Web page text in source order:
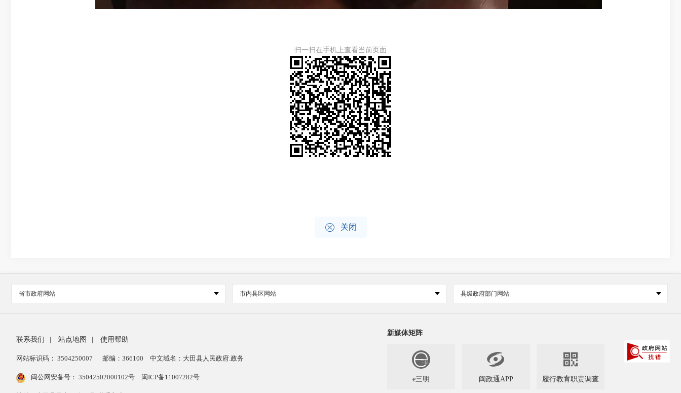
扫一扫在手机上查看当前页面
 关闭
省市政府网站 市内县区网站 县级政府部门网站
联系我们 站点地图 使用帮助
网站标识码： 3504250007 邮编：366100 中文域名：大田县人民政府.政务
闽公网安备号： 35042502000102号 闽ICP备11007282号
新媒体矩阵
e三明

闽政通APP

履行教育职责调查